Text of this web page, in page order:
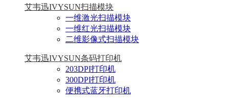
艾韦迅IVYSUN扫描模块
一维激光扫描模块
一维红光扫描模块
二维影像式扫描模块
艾韦迅IVYSUN条码打印机
203DPI打印机
300DPI打印机
便携式蓝牙打印机